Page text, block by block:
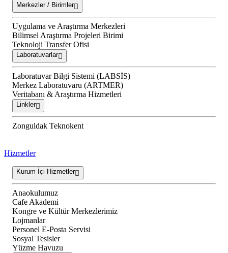
Merkezler / Birimler
Uygulama ve Araştırma Merkezleri
Bilimsel Araştırma Projeleri Birimi
Teknoloji Transfer Ofisi
Laboratuvarlar
Laboratuvar Bilgi Sistemi (LABSİS)
Merkez Laboratuvaru (ARTMER)
Veritabanı & Araştırma Hizmetleri
Linkler
Zonguldak Teknokent
Hizmetler
Kurum İçi Hizmetler
Anaokulumuz
Cafe Akademi
Kongre ve Kültür Merkezlerimiz
Lojmanlar
Personel E-Posta Servisi
Sosyal Tesisler
Yüzme Havuzu